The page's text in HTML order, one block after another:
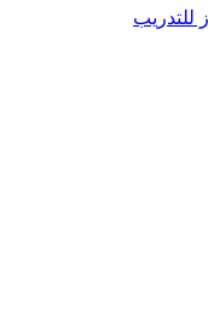
للتدريب